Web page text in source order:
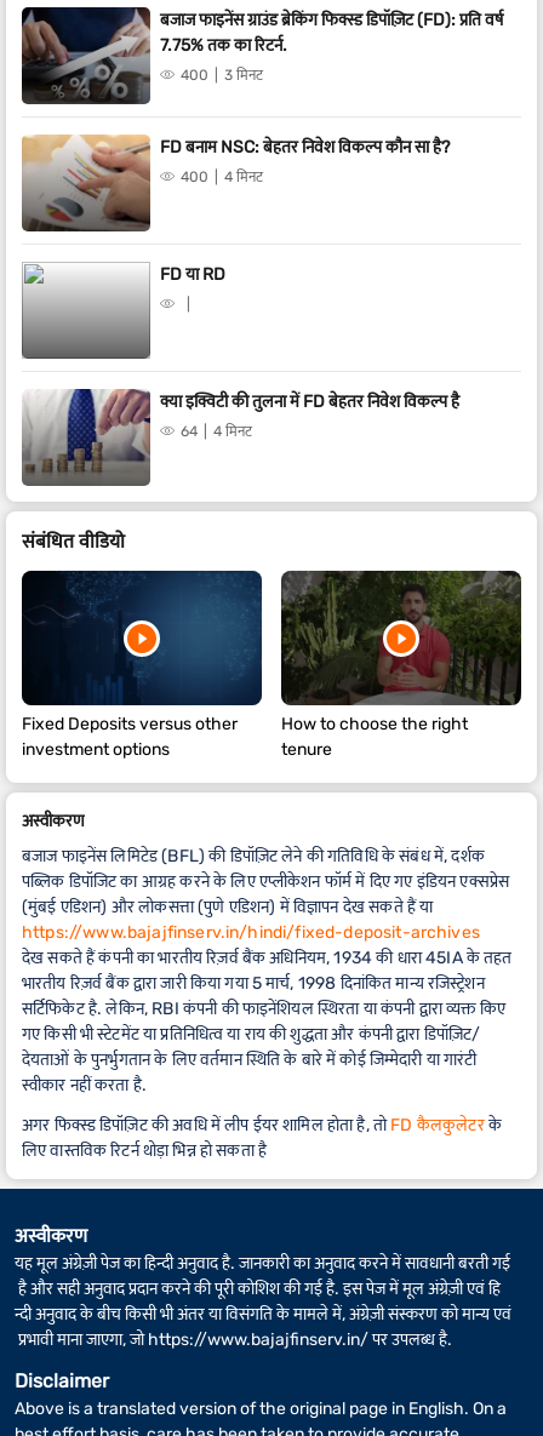
बजाज फाइनेंस ग्राउंड ब्रेकिंग फिक्स्ड डिपॉज़िट (FD): प्रति वर्ष
7.75% तक का रिटर्न.
400 3 मिनट
FD बनाम NSC: बेहतर निवेश विकल्प कौन सा है?
400 4 मिनट
FD या RD
क्या इक्विटी की तुलना में FD बेहतर निवेश विकल्प है
64 4 मिनट
संबं​धित वीडियो
Fixed Deposits versus other
investment options
How to choose the right
tenure
अस्वीकरण
बजाज फाइनेंस लिमिटेड (BFL) की डिपॉज़िट लेने की गतिविधि के संबंध में, दर्शक
पब्लिक डिपॉजिट का आग्रह करने के लिए एप्लीकेशन फॉर्म में दिए गए इंडियन एक्सप्रेस
(मुंबई एडिशन) और लोकसत्ता (पुणे एडिशन) में विज्ञापन देख सकते हैं या
https://www.bajajfinserv.in/hindi/fixed-deposit-archives
देख सकते हैं कंपनी का भारतीय रिज़र्व बैंक अधिनियम, 1934 की धारा 45IA के तहत
भारतीय रिज़र्व बैंक द्वारा जारी किया गया 5 मार्च, 1998 दिनांकित मान्य रजिस्ट्रेशन
सर्टिफिकेट है. लेकिन, RBI कंपनी की फाइनेंशियल स्थिरता या कंपनी द्वारा व्यक्त किए
गए किसी भी स्टेटमेंट या प्रतिनिधित्व या राय की शुद्धता और कंपनी द्वारा डिपॉज़िट/
देयताओं के पुनर्भुगतान के लिए वर्तमान स्थिति के बारे में कोई जिम्मेदारी या गारंटी
स्वीकार नहीं करता है.
अगर फिक्स्ड डिपॉज़िट की अवधि में लीप ईयर शामिल होता है, तोFD कैलकुलेटरके
लिए वास्तविक रिटर्न थोड़ा भिन्न हो सकता है
अस्वीकरण
यह मूल अंग्रेज़ी पेज का हिन्दी अनुवाद है. जानकारी का अनुवाद करने में सावधानी बरती गई
है और सही अनुवाद प्रदान करने की पूरी कोशिश की गई है. इस पेज में मूल अंग्रेज़ी एवं हि
न्दी अनुवाद के बीच किसी भी अंतर या विसंगति के मामले में, अंग्रेज़ी संस्करण को मान्य एवं
प्रभावी माना जाएगा, जोhttps://www.bajajfinserv.in/पर उपलब्ध है.
Disclaimer
Above is a translated version of the original page in English. On a